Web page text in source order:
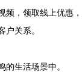
频，领取线上优惠，
关系。
生活场景中。